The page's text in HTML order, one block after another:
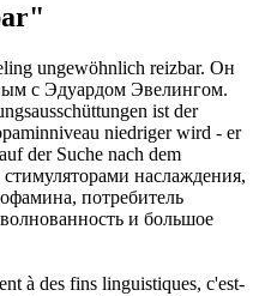
ungewöhnlich reizbar. Он
с Эдуардом Эвелингом.
ist der
niedriger wird - er
der Suche nach dem
наслаждения,
потребитель
и большое
à des fins linguistiques, c'est-